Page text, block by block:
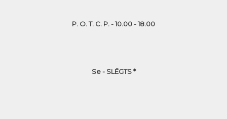
P. O. T. C. P. - 10.00 - 18.00
Se - SLĒGTS *